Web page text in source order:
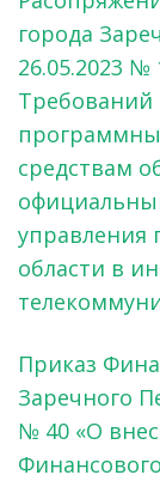
города
26.05.2023
Требований
средствам
управления
области в
Приказ
Заречного
№ 40 «О